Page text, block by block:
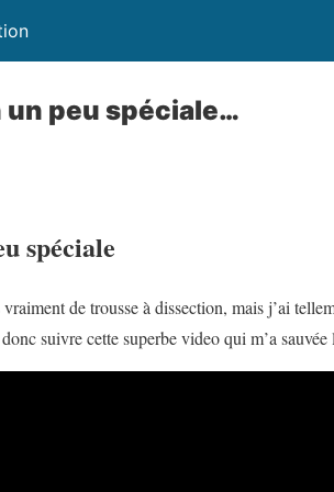
peu spéciale…
spéciale
de trousse à dissection, mais j’ai
suivre cette superbe video qui m’a